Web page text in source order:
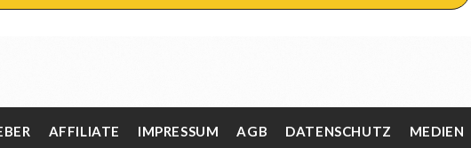
AFFILIATE IMPRESSUM AGB DATENSCHUTZ MEDIEN